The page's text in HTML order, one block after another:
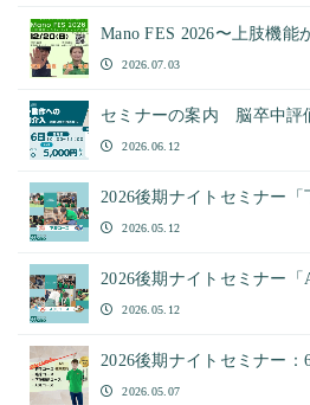
Mano FES 2026〜上肢機能
2026.07.03
セミナーの案内 脳卒中評
2026.06.12
2026後期ナイトセミナー
2026.05.12
2026後期ナイトセミナー
2026.05.12
2026後期ナイトセミナー
2026.05.07